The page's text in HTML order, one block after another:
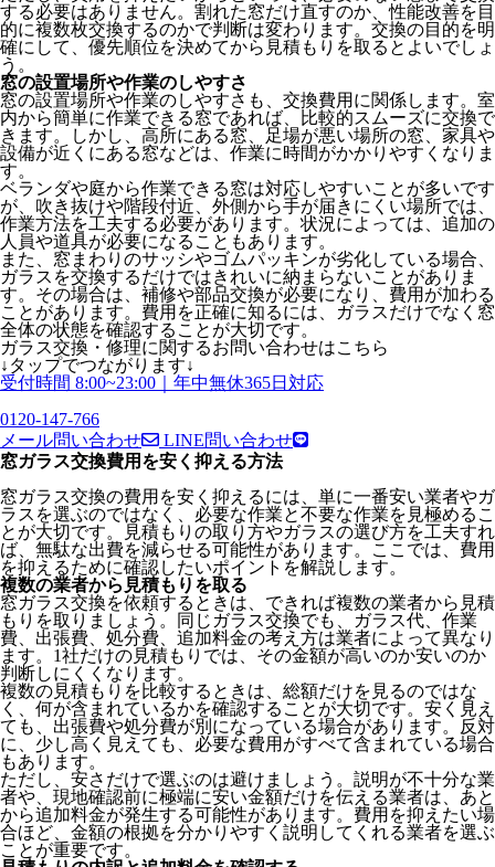
する必要はありません。割れた窓だけ直すのか、性能改善を目
的に複数枚交換するのかで判断は変わります。交換の目的を明
確にして、優先順位を決めてから見積もりを取るとよいでしょ
う。
窓の設置場所や作業のしやすさ
窓の設置場所や作業のしやすさも、交換費用に関係します。室
内から簡単に作業できる窓であれば、比較的スムーズに交換で
きます。しかし、高所にある窓、足場が悪い場所の窓、家具や
設備が近くにある窓などは、作業に時間がかかりやすくなりま
す。
ベランダや庭から作業できる窓は対応しやすいことが多いです
が、吹き抜けや階段付近、外側から手が届きにくい場所では、
作業方法を工夫する必要があります。状況によっては、追加の
人員や道具が必要になることもあります。
また、窓まわりのサッシやゴムパッキンが劣化している場合、
ガラスを交換するだけではきれいに納まらないことがありま
す。その場合は、補修や部品交換が必要になり、費用が加わる
ことがあります。費用を正確に知るには、ガラスだけでなく窓
全体の状態を確認することが大切です。
ガラス交換・修理に関するお問い合わせはこちら
↓タップでつながります↓
受付時間 8:00~23:00｜年中無休365日対応
0120-147-766
メール問い合わせ
LINE問い合わせ
窓ガラス交換費用を安く抑える方法
窓ガラス交換の費用を安く抑えるには、単に一番安い業者やガ
ラスを選ぶのではなく、必要な作業と不要な作業を見極めるこ
とが大切です。見積もりの取り方やガラスの選び方を工夫すれ
ば、無駄な出費を減らせる可能性があります。ここでは、費用
を抑えるために確認したいポイントを解説します。
複数の業者から見積もりを取る
窓ガラス交換を依頼するときは、できれば複数の業者から見積
もりを取りましょう。同じガラス交換でも、ガラス代、作業
費、出張費、処分費、追加料金の考え方は業者によって異なり
ます。1社だけの見積もりでは、その金額が高いのか安いのか
判断しにくくなります。
複数の見積もりを比較するときは、総額だけを見るのではな
く、何が含まれているかを確認することが大切です。安く見え
ても、出張費や処分費が別になっている場合があります。反対
に、少し高く見えても、必要な費用がすべて含まれている場合
もあります。
ただし、安さだけで選ぶのは避けましょう。説明が不十分な業
者や、現地確認前に極端に安い金額だけを伝える業者は、あと
から追加料金が発生する可能性があります。費用を抑えたい場
合ほど、金額の根拠を分かりやすく説明してくれる業者を選ぶ
ことが重要です。